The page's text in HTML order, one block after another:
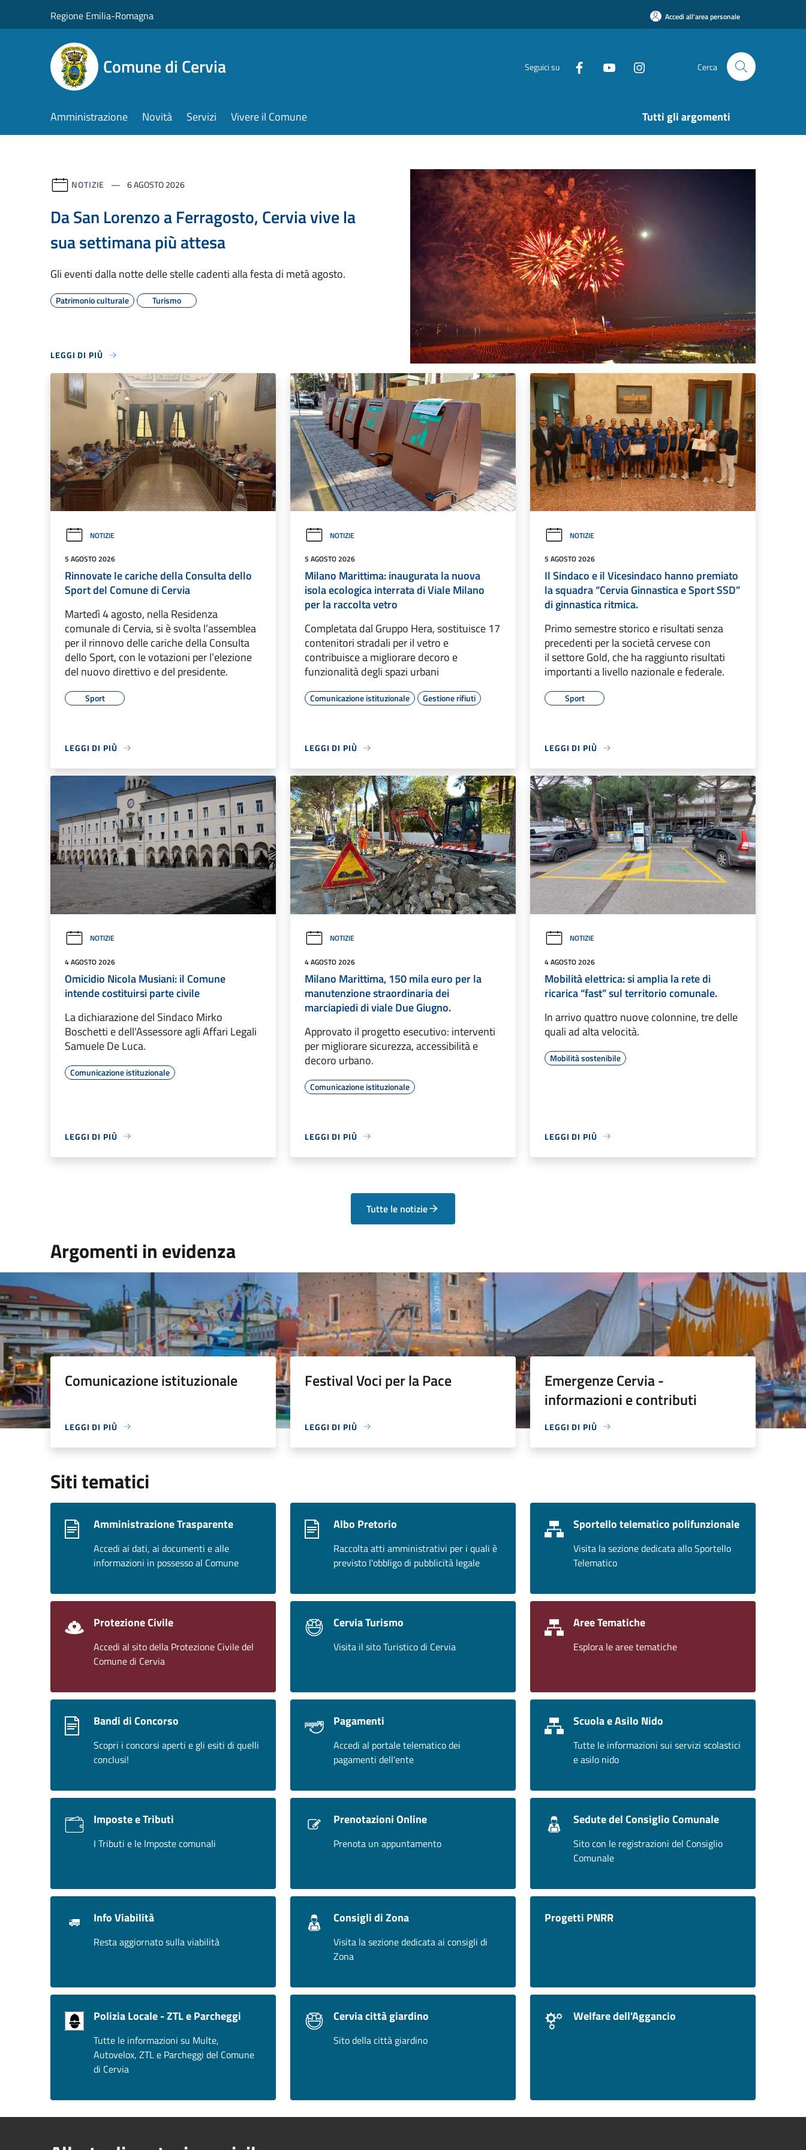
Regione Emilia-Romagna Accedi all'area personale
Comune di Cervia Seguici su Cerca
Amministrazione Novità Servizi Vivere il Comune Tutti gli argomenti
NOTIZIE 6 AGOSTO 2026
Da San Lorenzo a Ferragosto, Cervia vive la
sua settimana più attesa
Gli eventi dalla notte delle stelle cadenti alla festa di metà agosto.
Patrimonio culturale Turismo
LEGGI DI PIÙ
NOTIZIE
5 AGOSTO 2026
Rinnovate le cariche della Consulta dello
Sport del Comune di Cervia
Martedì 4 agosto, nella Residenza
comunale di Cervia, si è svolta l’assemblea
per il rinnovo delle cariche della Consulta
dello Sport, con le votazioni per l’elezione
del nuovo direttivo e del presidente.
Sport
LEGGI DI PIÙ
NOTIZIE
5 AGOSTO 2026
Milano Marittima: inaugurata la nuova
isola ecologica interrata di Viale Milano
per la raccolta vetro
Completata dal Gruppo Hera, sostituisce 17
contenitori stradali per il vetro e
contribuisce a migliorare decoro e
funzionalità degli spazi urbani
Comunicazione istituzionale Gestione rifiuti
LEGGI DI PIÙ
NOTIZIE
5 AGOSTO 2026
Il Sindaco e il Vicesindaco hanno premiato
la squadra “Cervia Ginnastica e Sport SSD”
di ginnastica ritmica.
Primo semestre storico e risultati senza
precedenti per la società cervese con
il settore Gold, che ha raggiunto risultati
importanti a livello nazionale e federale.
Sport
LEGGI DI PIÙ
NOTIZIE
4 AGOSTO 2026
Omicidio Nicola Musiani: il Comune
intende costituirsi parte civile
La dichiarazione del Sindaco Mirko
Boschetti e dell'Assessore agli Affari Legali
Samuele De Luca.
Comunicazione istituzionale
LEGGI DI PIÙ
NOTIZIE
4 AGOSTO 2026
Milano Marittima, 150 mila euro per la
manutenzione straordinaria dei
marciapiedi di viale Due Giugno.
Approvato il progetto esecutivo: interventi
per migliorare sicurezza, accessibilità e
decoro urbano.
Comunicazione istituzionale
LEGGI DI PIÙ
NOTIZIE
4 AGOSTO 2026
Mobilità elettrica: si amplia la rete di
ricarica “fast” sul territorio comunale.
In arrivo quattro nuove colonnine, tre delle
quali ad alta velocità.
Mobilità sostenibile
LEGGI DI PIÙ
Tutte le notizie
Argomenti in evidenza
Comunicazione istituzionale
LEGGI DI PIÙ
Festival Voci per la Pace
LEGGI DI PIÙ
Emergenze Cervia -
informazioni e contributi
LEGGI DI PIÙ
Siti tematici
Amministrazione Trasparente
Accedi ai dati, ai documenti e alle
informazioni in possesso al Comune
Albo Pretorio
Raccolta atti amministrativi per i quali è
previsto l'obbligo di pubblicità legale
Sportello telematico polifunzionale
Visita la sezione dedicata allo Sportello
Telematico
Protezione Civile
Accedi al sito della Protezione Civile del
Comune di Cervia
Cervia Turismo
Visita il sito Turistico di Cervia
Aree Tematiche
Esplora le aree tematiche
Bandi di Concorso
Scopri i concorsi aperti e gli esiti di quelli
conclusi!
Pagamenti
Accedi al portale telematico dei
pagamenti dell'ente
Scuola e Asilo Nido
Tutte le informazioni sui servizi scolastici
e asilo nido
Imposte e Tributi
I Tributi e le Imposte comunali
Prenotazioni Online
Prenota un appuntamento
Sedute del Consiglio Comunale
Sito con le registrazioni del Consiglio
Comunale
Info Viabilità
Resta aggiornato sulla viabilità
Consigli di Zona
Visita la sezione dedicata ai consigli di
Zona
Progetti PNRR
Polizia Locale - ZTL e Parcheggi
Tutte le informazioni su Multe,
Autovelox, ZTL e Parcheggi del Comune
di Cervia
Cervia città giardino
Sito della città giardino
Welfare dell'Aggancio